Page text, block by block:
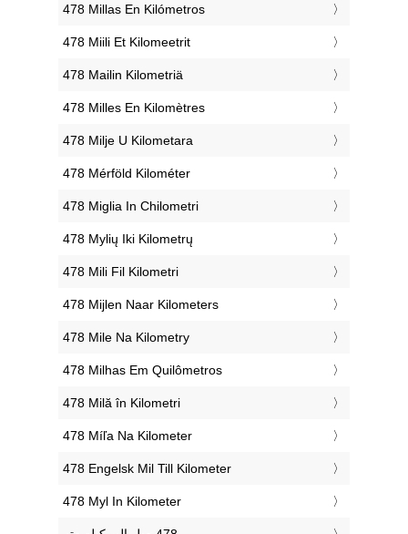
‎478 Millas En Kilómetros
‎478 Miili Et Kilomeetrit
‎478 Mailin Kilometriä
‎478 Milles En Kilomètres
‎478 Milje U Kilometara
‎478 Mérföld Kilométer
‎478 Miglia In Chilometri
‎478 Mylių Iki Kilometrų
‎478 Mili Fil Kilometri
‎478 Mijlen Naar Kilometers
‎478 Mile Na Kilometry
‎478 Milhas Em Quilômetros
‎478 Milă în Kilometri
‎478 Míľa Na Kilometer
‎478 Engelsk Mil Till Kilometer
‎478 Myl In Kilometer